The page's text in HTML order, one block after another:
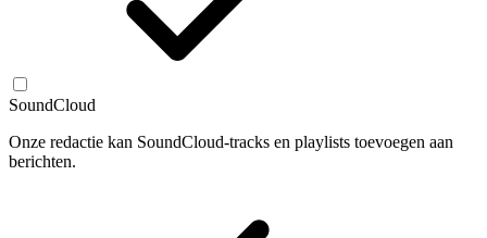
SoundCloud
Onze redactie kan SoundCloud-tracks en playlists toevoegen aan
berichten.